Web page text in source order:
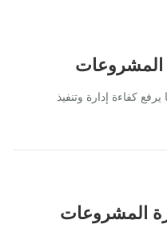
كفاءة إدارة وتنفيذ
المشروعات